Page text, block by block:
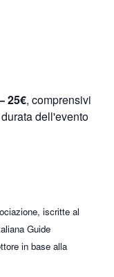
25€, comprensivi
dell'evento
iscritte al
Guide
in base alla